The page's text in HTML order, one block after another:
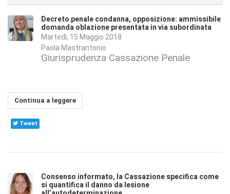
Decreto penale condanna, opposizione: ammissibile
domanda oblazione presentata in via subordinata
Martedì, 15 Maggio 2018
Paola Mastrantonio
Giurisprudenza Cassazione Penale
Continua a leggere
Tweet
Consenso informato, la Cassazione specifica come
si quantifica il danno da lesione